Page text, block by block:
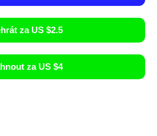
za US $2.5
za US $4